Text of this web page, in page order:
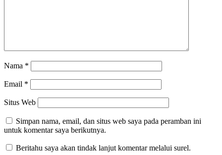
Nama *
Email *
Situs Web
Simpan nama, email, dan situs web saya pada peramban ini
untuk komentar saya berikutnya.
Beritahu saya akan tindak lanjut komentar melalui surel.